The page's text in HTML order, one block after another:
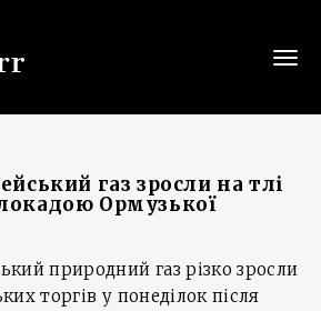
газ зросли на тлі
Ормузької
природний газ різко зросли
торгів у понеділок після